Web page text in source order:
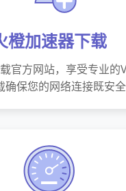
橙加速器下载
官方网站，享受专业的
保您的网络连接既安全